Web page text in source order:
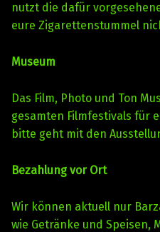
nutzt die dafür
eure Zigarettenstummel
Museum
Das Film, Photo und Ton
gesamten Filmfestivals für
bitte geht mit den
Bezahlung vor Ort
Wir können aktuell nur
wie Getränke und Speisen,